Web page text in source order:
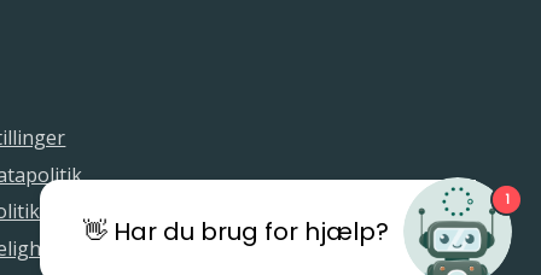
👋 Har du brug for hjælp?
1